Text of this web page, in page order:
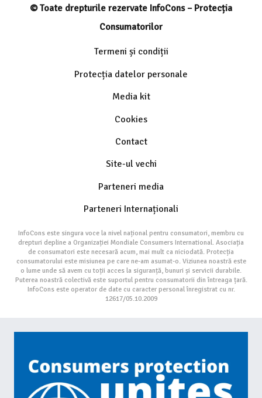
© Toate drepturile rezervate InfoCons – Protecția
Consumatorilor
Termeni și condiții
Protecția datelor personale
Media kit
Cookies
Contact
Site-ul vechi
Parteneri media
Parteneri Internaționali
InfoCons este singura voce la nivel național pentru consumatori, membru cu
drepturi depline a Organizației Mondiale Consumers International. Asociația
de consumatori este necesară acum, mai mult ca niciodată. Protecția
consumatorului este misiunea pe care ne-am asumat-o. Viziunea noastră este
o lume unde să avem cu toții acces la siguranță, bunuri și servicii durabile.
Puterea noastră colectivă este suportul pentru consumatorii din întreaga țară.
InfoCons este operator de date cu caracter personal înregistrat cu nr.
12617/05.10.2009